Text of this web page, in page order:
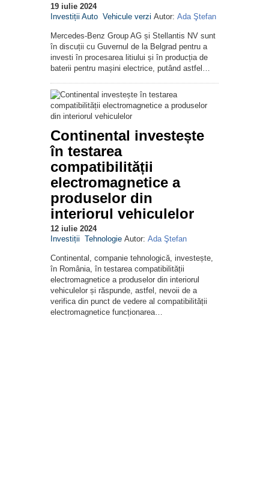
19 iulie 2024
Investiții Auto Vehicule verzi Autor: Ada Ştefan
Mercedes-Benz Group AG și Stellantis NV sunt
în discuții cu Guvernul de la Belgrad pentru a
investi în procesarea litiului și în producția de
baterii pentru mașini electrice, putând astfel…
Continental investește
în testarea
compatibilității
electromagnetice a
produselor din
interiorul vehiculelor
12 iulie 2024
Investiții Tehnologie Autor: Ada Ştefan
Continental, companie tehnologică, investește,
în România, în testarea compatibilității
electromagnetice a produselor din interiorul
vehiculelor și răspunde, astfel, nevoii de a
verifica din punct de vedere al compatibilității
electromagnetice funcționarea…